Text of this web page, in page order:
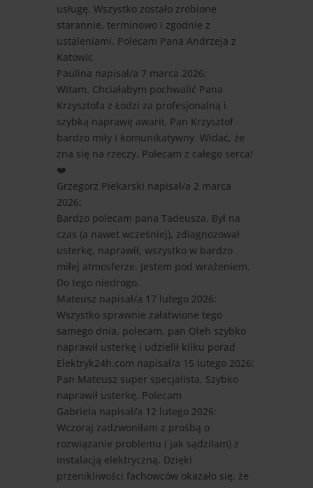
usługę. Wszystko zostało zrobione
starannie, terminowo i zgodnie z
ustaleniami. Polecam Pana Andrzeja z
Katowic
Paulina napisał/a 7 marca 2026:
Witam. Chciałabym pochwalić Pana
Krzysztofa z Łodzi za profesjonalną i
szybką naprawę awarii, Pan Krzysztof
bardzo miły i komunikatywny. Widać, że
zna się na rzeczy. Polecam z całego serca!
❤️
Grzegorz Piekarski napisał/a 2 marca
2026:
Bardzo polecam pana Tadeusza. Był na
czas (a nawet wcześniej), zdiagnozował
usterkę, naprawił, wszystko w bardzo
miłej atmosferze. Jestem pod wrażeniem.
Do tego niedrogo.
Mateusz napisał/a 17 lutego 2026:
Wszystko sprawnie załatwione tego
samego dnia, polecam, pan Oleh szybko
naprawił usterkę i udzielił kilku porad
Elektryk24h.com napisał/a 15 lutego 2026:
Pan Mateusz super specjalista. Szybko
naprawił usterkę. Polecam
Gabriela napisał/a 12 lutego 2026:
Wczoraj zadzwoniłam z prośbą o
rozwiązanie problemu ( jak sądzilam) z
instalacją elektryczną. Dzięki
przenikliwości fachowców okazało się, że